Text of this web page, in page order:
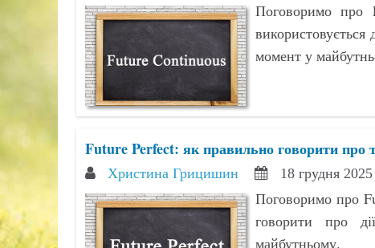
Поговоримо про
момент у
Future Perfect: як правильно говорити про
Христина Грицишин 18 грудня
Поговоримо про
говорити про
майбутньому.